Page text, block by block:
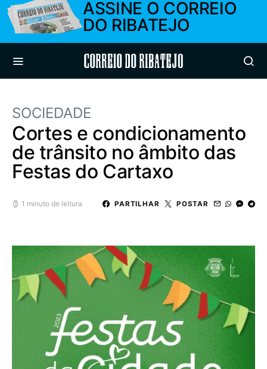
ASSINE O CORREIO
DO RIBATEJO
Correio do Ribatejo
SOCIEDADE
Cortes e condicionamento
de trânsito no âmbito das
Festas do Cartaxo
1 minuto de leitura PARTILHAR POSTAR